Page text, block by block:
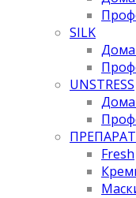
SILK
UNSTRESS
Fresh